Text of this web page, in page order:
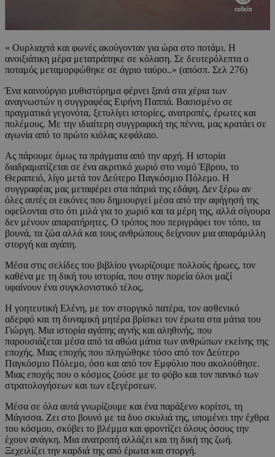
« Ουρλιαχτά και φωνές ακούγονταν για ώρα στο ποτάμι. Η
ανοιξιάτικη μέρα μετατράπηκε σε κόλαση. Σε δευτερόλεπτα ο
ποταμός μεταμορφώθηκε σε άγριο ταύρο..» (απόσπ. Σελ 276)
Ένα καινούργιο μυθιστόρημα φέρνει ξανά στα χέρια των
αναγνωστών η συγγραφέας Ειρήνη Παππά. Βασισμένο σε
πραγματικά γεγονότα, ξετυλίγει ιστορίες, ανατροπές, έρωτες και
πολέμους. Με την ιδιαίτερη συγγραφική της πέννα, μας κρατάει σε
αγωνία από το πρώτο κιόλας κεφάλαιο.
Ας πάρουμε όμως τα πράγματα από την αρχή. Η ιστορία
διαδραματίζεται σε ένα ακριτικό χωριό στο νομό Έβρου, το
Θεραπειό, λίγο μετά τον Δεύτερο Παγκόσμιο Πόλεμο. Η
συγγραφέας μας μεταφέρει στα πάτριά της εδάφη. Δεν ξέρω αν
όλες αυτές οι εικόνες που δημιουργεί μέσα από την αφήγησή της
οφείλονται στο ότι μιλά για το χωριό και τα μέρη της, αλλά σίγουρα
δεν μένουν απαρατήρητες. Ο τρόπος που περιγράφει τον τόπο, τα
βουνά, τα ζώα αλλά και τους ανθρώπους δείχνουν μια απαράμιλλη
στοργή και αγάπη.
Μέσα στις σελίδες του βιβλίου γνωρίζουμε πολλούς ήρωες, τον
καθένα με τη δική του ιστορία, που στην πορεία όλοι μαζί
υφαίνουν ένα συγκλονιστικό τέλος.
Η γοητευτική Ελένη, με τον στοργικό πατέρα, τον ασθενικό
αδερφό και τη δυναμική μητέρα βρίσκει τον έρωτα στα μάτια του
Γιώργη. Μια ιστορία αγάπης αγνής και αληθινής, που
παρουσιάζεται μέσα από τα αθώα μάτια των ανθρώπων εκείνης της
εποχής. Μιας εποχής που πληγώθηκε τόσο από τον Δεύτερο
Παγκόσμιο Πόλεμο, όσο και από τον Εμφύλιο που ακολούθησε.
Μιας εποχής που ο κόσμος ζούσε με το φόβο και τον πανικό των
στρατολογήσεων και των εξεγέρσεων.
Μέσα σε όλα αυτά γνωρίζουμε και ένα παράξενο κορίτσι, τη
Μάγισσα. Ζει στο βουνό με τα δυο σκυλιά της, υπομένει την έχθρα
του κόσμου, σκύβει το βλέμμα και φροντίζει όλους όσους την
έχουν ανάγκη. Μια ανατροπή αλλάζει και τη δική της ζωή.
Ξεχειλίζει την καρδιά της από έρωτα και στοργή.